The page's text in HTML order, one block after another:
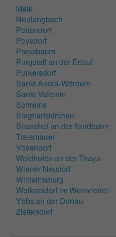
Melk
Neulengbach
Pottendorf
Poysdorf
Pressbaum
Purgstall an der Erlauf
Purkersdorf
Sankt Andrä-Wördern
Sankt Valentin
Schrems
Sieghartskirchen
Strasshof an der Nordbahn
Traismauer
Vösendorf
Waidhofen an der Thaya
Wiener Neudorf
Wilhelmsburg
Wolkersdorf im Weinviertel
Ybbs an der Donau
Zistersdorf